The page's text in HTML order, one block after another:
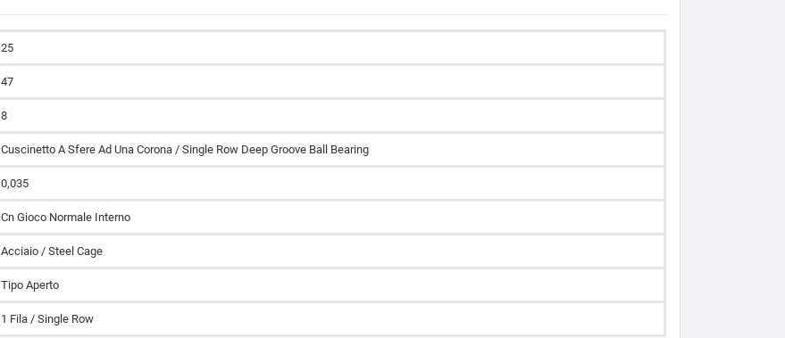
25
47
8
Cuscinetto A Sfere Ad Una Corona / Single Row Deep Groove Ball Bearing
0,035
Cn Gioco Normale Interno
Acciaio / Steel Cage
Tipo Aperto
1 Fila / Single Row